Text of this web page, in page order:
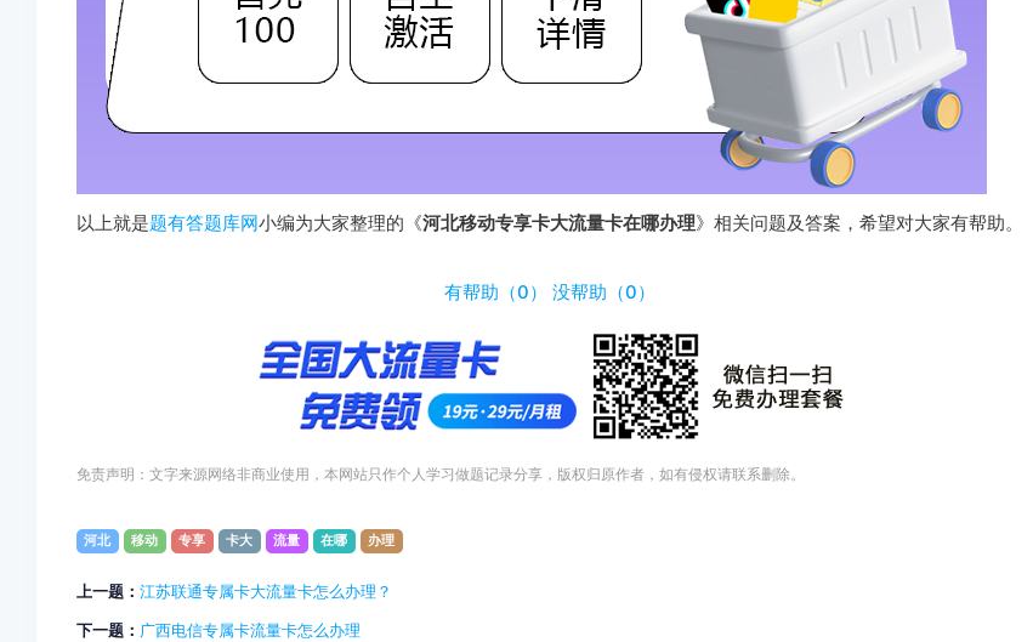
以上就是题有答题库网小编为大家整理的《河北移动专享卡大流量卡在哪办理》相关问题及答案，希望对大家有帮助。
有帮助（0） 没帮助（0）
免责声明：文字来源网络非商业使用，本网站只作个人学习做题记录分享，版权归原作者，如有侵权请联系删除。
河北 移动 专享 卡大 流量 在哪 办理
上一题： 江苏联通专属卡大流量卡怎么办理？
下一题： 广西电信专属卡流量卡怎么办理